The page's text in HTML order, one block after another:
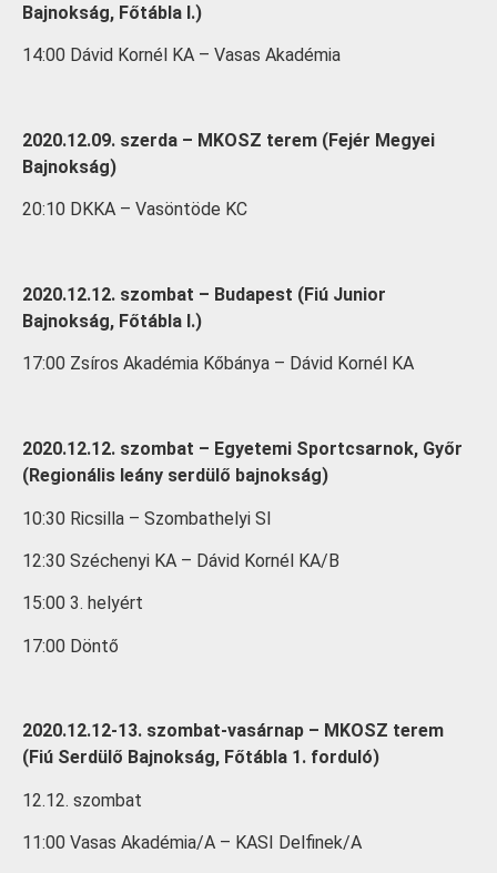
Bajnokság, Főtábla I.)
14:00 Dávid Kornél KA – Vasas Akadémia
2020.12.09. szerda – MKOSZ terem (Fejér Megyei
Bajnokság)
20:10 DKKA – Vasöntöde KC
2020.12.12. szombat – Budapest (Fiú Junior
Bajnokság, Főtábla I.)
17:00 Zsíros Akadémia Kőbánya – Dávid Kornél KA
2020.12.12. szombat – Egyetemi Sportcsarnok, Győr
(Regionális leány serdülő bajnokság)
10:30 Ricsilla – Szombathelyi SI
12:30 Széchenyi KA – Dávid Kornél KA/B
15:00 3. helyért
17:00 Döntő
2020.12.12-13. szombat-vasárnap – MKOSZ terem
(Fiú Serdülő Bajnokság, Főtábla 1. forduló)
12.12. szombat
11:00 Vasas Akadémia/A – KASI Delfinek/A